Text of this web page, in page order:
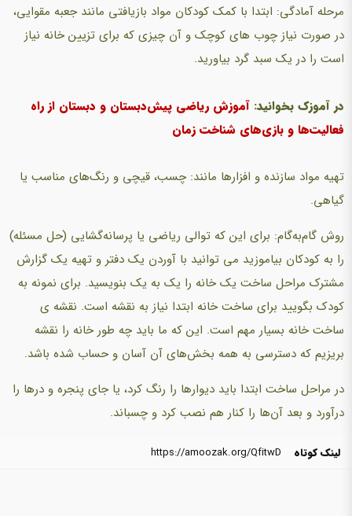
مرحله آمادگی:‌ ابتدا با کمک کودکان مواد بازیافتی مانند جعبه مقوایی،
در صورت نیاز چوب های کوچک و آن چیزی که برای تزیین خانه نیاز
است را در یک سبد گرد بیاورید.
در آموزک بخوانید: آموزش ریاضی پیش‌دبستان و دبستان از راه
فعالیت‌ها و بازی‌های شناخت زمان
تهیه مواد سازنده و افزارها مانند: چسب، قیچی و رنگ‌های مناسب یا
گیاهی.
روش گام‌به‌گام: برای این که توالی ریاضی یا پرسانه‌گشایی (‌حل مسئله)‌
را به کودکان بیاموزید می توانید با آوردن یک دفتر و تهیه یک گزارش
مشترک مراحل ساخت یک خانه را یک به یک بنویسید. برای نمونه به
کودک بگویید برای ساخت خانه ابتدا نیاز به نقشه است. نقشه ی
ساخت خانه بسیار مهم است. این که ما باید چه طور خانه را نقشه
بریزیم که دسترسی به همه بخش‌های آن آسان و حساب شده باشد.
در مراحل ساخت ابتدا باید دیوارها را رنگ کرد، یا جای پنجره و درها را
درآورد و بعد آن‌ها را کنار هم نصب کرد و چسباند.
لینک کوتاه https://amoozak.org/QfitwD